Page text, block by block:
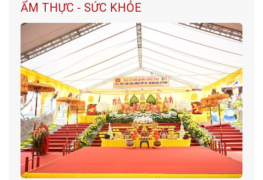
ẨM THỰC - SỨC KHỎE